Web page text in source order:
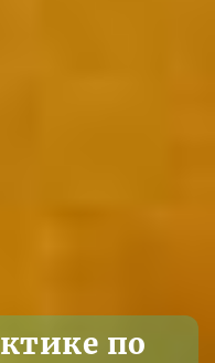
по